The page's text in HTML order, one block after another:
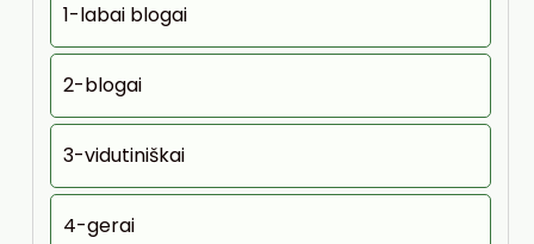
1-labai blogai
2-blogai
3-vidutiniškai
4-gerai